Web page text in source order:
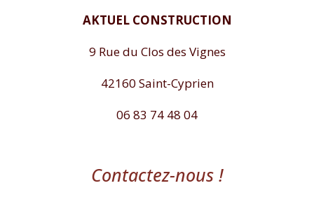
AKTUEL CONSTRUCTION
9 Rue du Clos des Vignes
42160 Saint-Cyprien
06 83 74 48 04
Contactez-nous !